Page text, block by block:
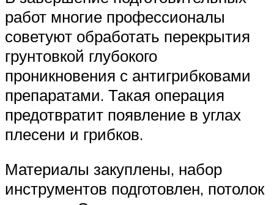
работ многие профессионалы
советуют обработать перекрытия
грунтовкой глубокого
проникновения с антигрибковами
препаратами. Такая операция
предотвратит появление в углах
плесени и грибков.
Материалы закуплены, набор
инструментов подготовлен, потолок